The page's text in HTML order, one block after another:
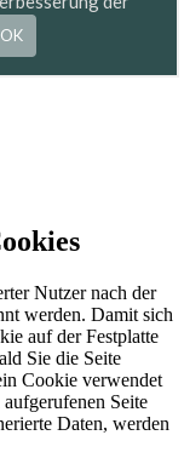
Nutzer nach der
werden. Damit sich
auf der Festplatte
Sie die Seite
Cookie verwendet
Seite
Daten, werden